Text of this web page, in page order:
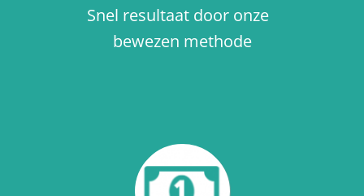
Snel resultaat door onze
bewezen methode